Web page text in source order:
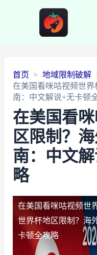
首页
地域限制破解
在美国看咪咕视频世
南：中文解说+无卡顿
在美国看
区限制？
南：中文
略
在美国看咪咕视频世
世界杯地区限制？海
卡顿全攻略